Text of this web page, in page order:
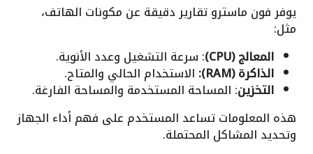
يوفر فون ماسترو تقارير دقيقة عن مكونات الهاتف،
مثل:
المعالج (CPU)
: سرعة التشغيل وعدد الأنوية.
الذاكرة (RAM): الاستخدام الحالي والمتاح.
التخزين: المساحة المستخدمة والمساحة الفارغة.
هذه المعلومات تساعد المستخدم على فهم أداء الجهاز
وتحديد المشاكل المحتملة.